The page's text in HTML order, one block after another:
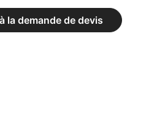
la demande de devis